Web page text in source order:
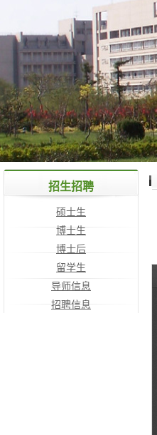
招生招聘
硕士生
博士生
博士后
留学生
导师信息
招聘信息